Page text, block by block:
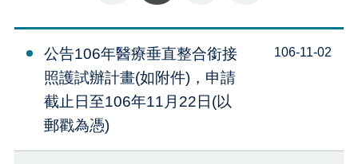
公告106年醫療垂直整合銜接
照護試辦計畫(如附件)，申請
截止日至106年11月22日(以
郵戳為憑)
106-11-02